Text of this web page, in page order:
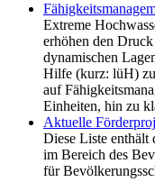
Extreme
erhöhen den
dynamischen
Hilfe (kurz: lüH)
auf
Einheiten, hin zu
Aktuelle
Diese Liste enthält
im Bereich des
für